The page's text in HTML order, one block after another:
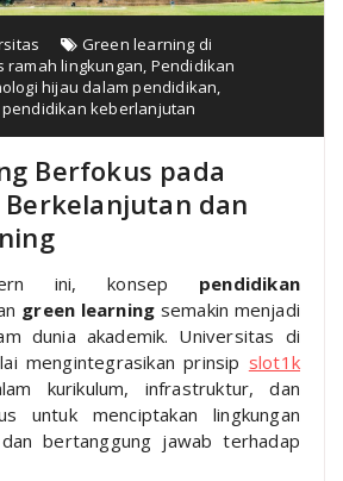
Green learning di
ramah lingkungan, Pendidikan
hijau dalam pendidikan,
keberlanjutan
Berfokus pada
dan
ini, konsep pendidikan
green learning semakin menjadi
dunia akademik. Universitas di
mengintegrasikan prinsip slot1k
kurikulum, infrastruktur, dan
untuk menciptakan lingkungan
bertanggung jawab terhadap